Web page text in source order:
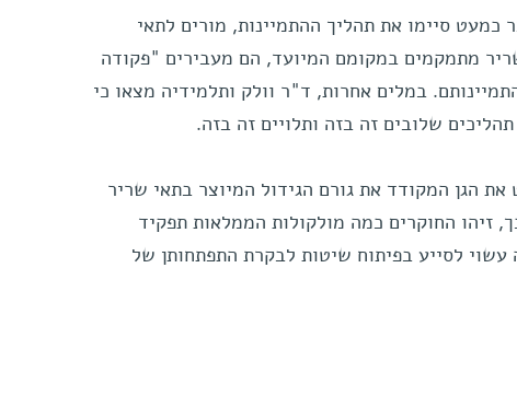
סיימו את תהליך ההתמיינות, מורים לתאי
מתמקמים במקומם המיועד, הם מעבירים "פקודה
במלים אחרות, ד"ר וולק ותלמידיה מצאו כי
שלובים זה בזה ותלויים זה בזה.
הגן המקודד את גורם הגידול המיוצר בתאי שריר
זיהו החוקרים כמה מולקולות הממלאות תפקיד
לסייע בפיתוח שיטות לבקרת התפתחותן של